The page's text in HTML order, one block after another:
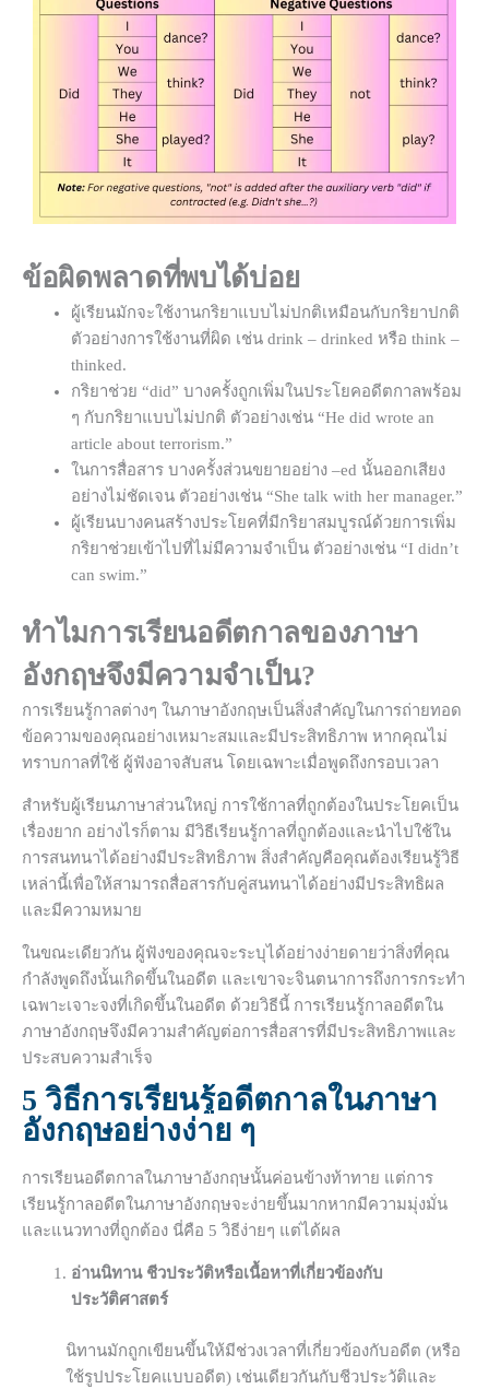
ข้อผิดพลาดที่พบได้บ่อย
ผู้เรียนมักจะใช้งานกริยาแบบไม่ปกติเหมือนกับกริยาปกติ
ตัวอย่างการใช้งานที่ผิด เช่น drink – drinked หรือ think –
thinked.
กริยาช่วย “did” บางครั้งถูกเพิ่มในประโยคอดีตกาลพร้อม
ๆ กับกริยาแบบไม่ปกติ ตัวอย่างเช่น “He did wrote an
article about terrorism.”
ในการสื่อสาร บางครั้งส่วนขยายอย่าง –ed นั้นออกเสียง
อย่างไม่ชัดเจน ตัวอย่างเช่น “She talk with her manager.”
ผู้เรียนบางคนสร้างประโยคที่มีกริยาสมบูรณ์ด้วยการเพิ่ม
กริยาช่วยเข้าไปที่ไม่มีความจำเป็น ตัวอย่างเช่น “I didn’t
can swim.”
ทำไมการเรียนอดีตกาลของภาษา
อังกฤษจึงมีความจำเป็น?
การเรียนรู้กาลต่างๆ ในภาษาอังกฤษเป็นสิ่งสำคัญในการถ่ายทอด
ข้อความของคุณอย่างเหมาะสมและมีประสิทธิภาพ หากคุณไม่
ทราบกาลที่ใช้ ผู้ฟังอาจสับสน โดยเฉพาะเมื่อพูดถึงกรอบเวลา
สำหรับผู้เรียนภาษาส่วนใหญ่ การใช้กาลที่ถูกต้องในประโยคเป็น
เรื่องยาก อย่างไรก็ตาม มีวิธีเรียนรู้กาลที่ถูกต้องและนำไปใช้ใน
การสนทนาได้อย่างมีประสิทธิภาพ สิ่งสำคัญคือคุณต้องเรียนรู้วิธี
เหล่านี้เพื่อให้สามารถสื่อสารกับคู่สนทนาได้อย่างมีประสิทธิผล
และมีความหมาย
ในขณะเดียวกัน ผู้ฟังของคุณจะระบุได้อย่างง่ายดายว่าสิ่งที่คุณ
กำลังพูดถึงนั้นเกิดขึ้นในอดีต และเขาจะจินตนาการถึงการกระทำ
เฉพาะเจาะจงที่เกิดขึ้นในอดีต ด้วยวิธีนี้ การเรียนรู้กาลอดีตใน
ภาษาอังกฤษจึงมีความสำคัญต่อการสื่อสารที่มีประสิทธิภาพและ
ประสบความสำเร็จ
5 วิธีการเรียนรู้อดีตกาลในภาษา
อังกฤษอย่างง่าย ๆ
การเรียนอดีตกาลในภาษาอังกฤษนั้นค่อนข้างท้าทาย แต่การ
เรียนรู้กาลอดีตในภาษาอังกฤษจะง่ายขึ้นมากหากมีความมุ่งมั่น
และแนวทางที่ถูกต้อง นี่คือ 5 วิธีง่ายๆ แต่ได้ผล
อ่านนิทาน ชีวประวัติหรือเนื้อหาที่เกี่ยวข้องกับ
ประวัติศาสตร์
นิทานมักถูกเขียนขึ้นให้มีช่วงเวลาที่เกี่ยวข้องกับอดีต (หรือ
ใช้รูปประโยคแบบอดีต) เช่นเดียวกันกับชีวประวัติและ